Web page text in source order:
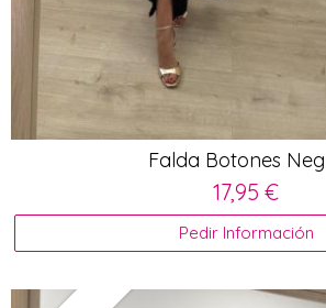
Falda Botones
17,95 €
Pedir Información